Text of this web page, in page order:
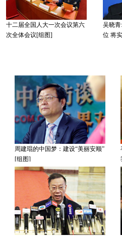
十二届全国人大一次会议第六
次全体会议[组图]
吴晓
位 将
周建琨的中国梦：建设“美丽安顺”
[组图]